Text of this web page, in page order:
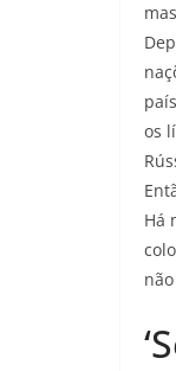
os
Há